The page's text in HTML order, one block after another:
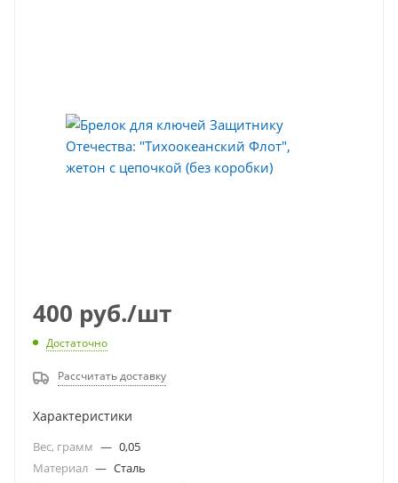
400 руб./шт
Достаточно
Рассчитать доставку
Характеристики
Вес, грамм — 0,05
Материал — Сталь